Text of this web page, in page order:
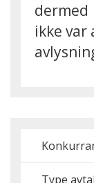
dermed
ikke var
Type